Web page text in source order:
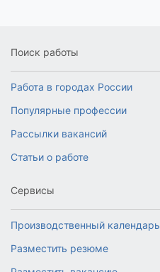
Поиск работы
Работа в городах России
Популярные профессии
Рассылки вакансий
Статьи о работе
Сервисы
Производственный календарь
Разместить резюме